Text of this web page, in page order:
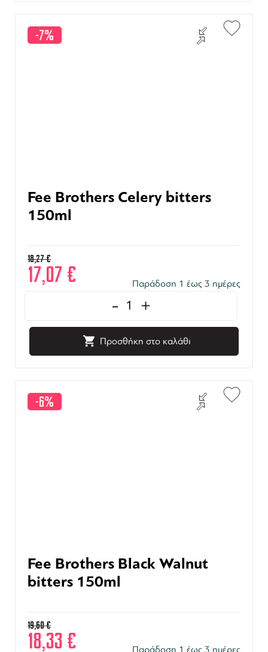
-7%
Fee Brothers Celery bitters
150ml
18,27€
17,07 € Παράδοση 1 έως 3 ημέρες
- +
Προσθήκη στο καλάθι
-6%
Fee Brothers Black Walnut
bitters 150ml
19,60€
18,33 € Παράδοση 1 έως 3 ημέρες